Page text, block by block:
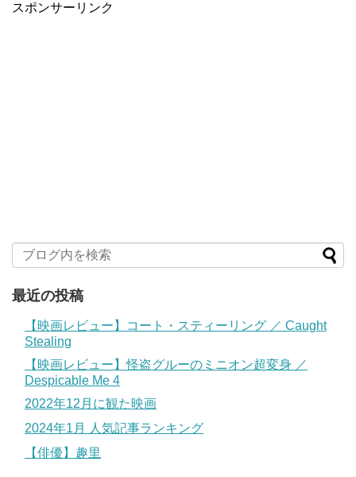
スポンサーリンク
最近の投稿
【映画レビュー】コート・スティーリング ／ Caught
Stealing
【映画レビュー】怪盗グルーのミニオン超変身 ／
Despicable Me 4
2022年12月に観た映画
2024年1月 人気記事ランキング
【俳優】趣里